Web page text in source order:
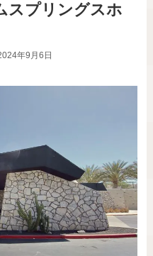
スプリングスホ
年9月6日